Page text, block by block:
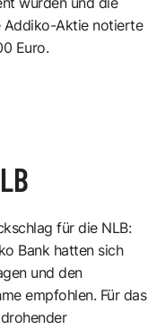
Addiko-Aktie notierte
Euro.
für die NLB:
Bank hatten sich
und den
empfohlen. Für das